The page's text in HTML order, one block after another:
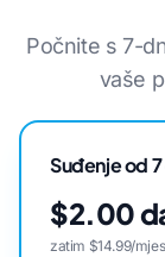
Počnite s 7-
vaše
Suđenje od
$2.00
zatim $14.99/